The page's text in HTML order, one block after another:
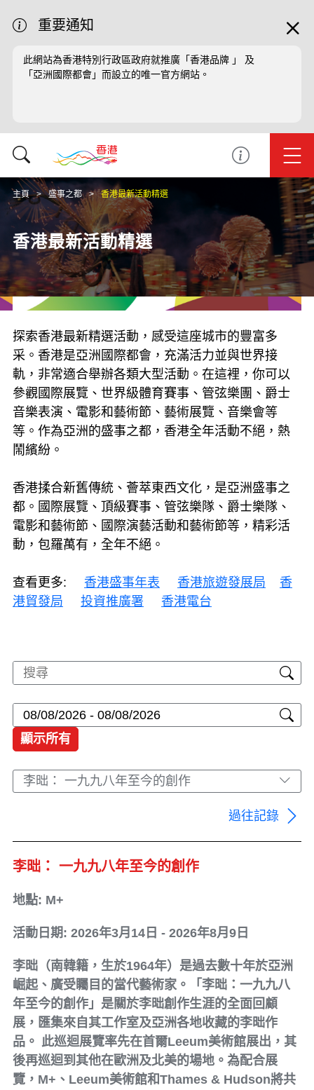
重要通知
此網站為香港特別行政區政府就推廣「香港品牌 」 及
「亞洲國際都會」而設立的唯一官方網站。
主頁 盛事之都 香港最新活動精選
香港最新活動精選
探索香港最新精選活動，感受這座城市的豐富多
采。香港是亞洲國際都會，充滿活力並與世界接
軌，非常適合舉辦各類大型活動。在這裡，你可以
參觀國際展覽、世界級體育賽事、管弦樂團、爵士
音樂表演、電影和藝術節、藝術展覽、音樂會等
等。作為亞洲的盛事之都，香港全年活動不絕，熱
鬧繽紛。
香港揉合新舊傳統、薈萃東西文化，是亞洲盛事之
都。國際展覽、頂級賽事、管弦樂隊、爵士樂隊、
電影和藝術節、國際演藝活動和藝術節等，精彩活
動，包羅萬有，全年不絕。
查看更多: 香港盛事年表 香港旅遊發展局
香
港貿發局
投資推廣署 香港電台
顯示所有
李昢： 一九九八年至今的創作
過往記錄
李昢： 一九九八年至今的創作
地點: M+
活動日期: 2026年3月14日 - 2026年8月9日
李昢（南韓籍，生於1964年）是過去數十年於亞洲
崛起、廣受矚目的當代藝術家。「李昢：一九九八
年至今的創作」是關於李昢創作生涯的全面回顧
展，匯集來自其工作室及亞洲各地收藏的李昢作
品。 此巡迴展覽率先在首爾Leeum美術館展出，其
後再巡迴到其他在歐洲及北美的場地。為配合展
覽，M+、Leeum美術館和Thames & Hudson將共